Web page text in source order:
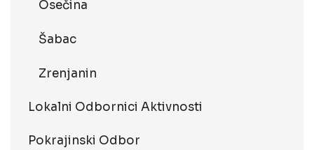
Osečina
Šabac
Zrenjanin
Lokalni Odbornici Aktivnosti
Pokrajinski Odbor